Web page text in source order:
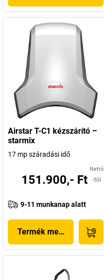
Airstar T-C1 kézszárító –
starmix
17 mp száradási idő
Nettó
151.900,- Ft -tól
9-11 munkanap alatt
Termék megjelenítése